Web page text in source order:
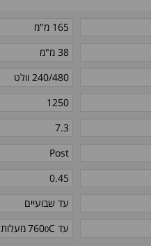
165 מ"מ
38 מ"מ
240/480 וולט
1250
7.3
Post
0.45
עד שבועיים
עד C 7600 מעלות